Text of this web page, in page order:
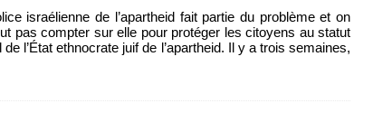
israélienne de l’apartheid fait partie du problème et on
pas compter sur elle pour protéger les citoyens au statut
de l’État ethnocrate juif de l’apartheid. Il y a trois semaines,